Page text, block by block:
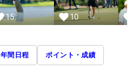
15 10
年間日程 ポイント・成績